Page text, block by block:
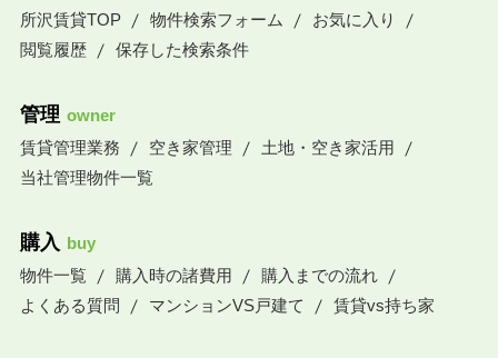
所沢賃貸TOP
物件検索フォーム
お気に入り
閲覧履歴
保存した検索条件
管理 owner
賃貸管理業務
空き家管理
土地・空き家活用
当社管理物件一覧
購入 buy
物件一覧
購入時の諸費用
購入までの流れ
よくある質問
マンションVS戸建て 賃貸vs持ち家